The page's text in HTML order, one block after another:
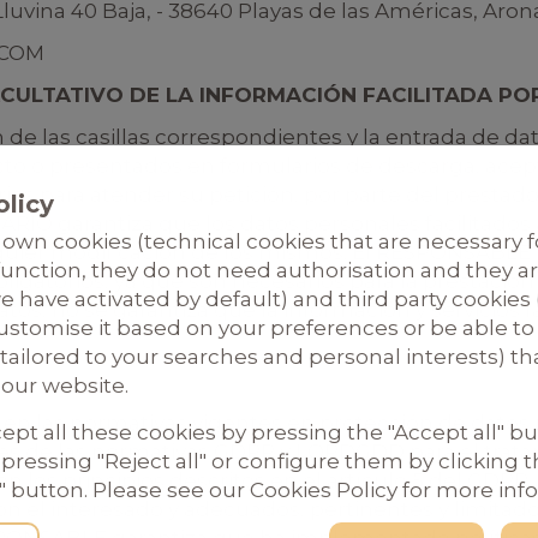
40 Baja, - 38640 Playas de las Américas,
DE LA INFORMACIÓN FACILITADA
de las casillas correspondientes y la entrada de
o presentados en formularios de descarga,
para atender su petición, por parte del
garantiza que los datos personales facilitados
modificación de los mismos. El
ya que son necesarios para la
no se garantiza que la información y
las normativas vigentes en protección de datos
de las normativas GDPR y LOPDGDD para el
los principios descritos en el artículo 5 del
el interesado y adecuados, pertinentes y
cookies (technical cookies that are necessary
they do not need authorisation and they
have activated by default) and third party cookies
it based on your preferences or be able to
to your searches and personal interests)
website.
all these cookies by pressing the "Accept all"
"Reject all" or configure them by clicking
button. Please see our Cookies Policy for more